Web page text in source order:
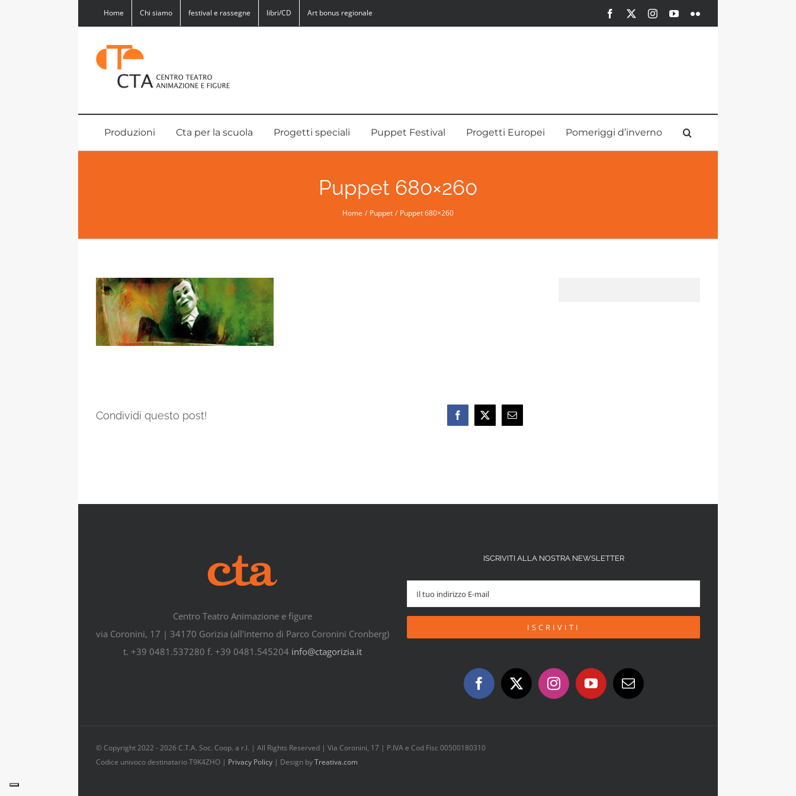
Home Chi siamo festival e rassegne libri/CD Art bonus regionale Facebook InstagramYouTubeFlickr
Produzioni Cta per la scuola Progetti speciali Puppet Festival Progetti Europei Pomeriggi d’inverno
Puppet 680×260
Home Puppet Puppet 680×260
Condividi questo post!
Centro Teatro Animazione e figure
via Coronini, 17 | 34170 Gorizia (all'interno di Parco Coronini Cronberg)
t. +39 0481.537280 f. +39 0481.545204 info@ctagorizia.it
ISCRIVITI ALLA NOSTRA NEWSLETTER
© Copyright 2022 -2026 C.T.A. Soc. Coop. a r.l. | All Rights Reserved | Via Coronini, 17 | P.IVA e Cod Fisc 00500180310
Codice univoco destinatario T9K4ZHO | Privacy Policy | Design byTreativa.com